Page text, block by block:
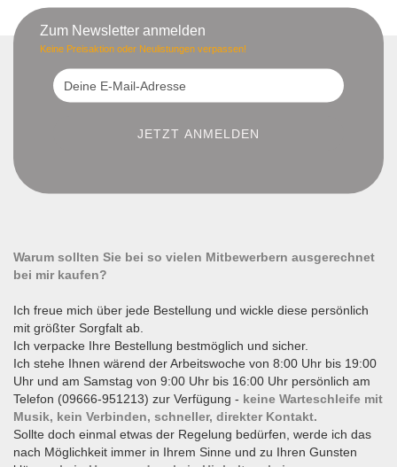
Zum Newsletter anmelden
Keine Preisaktion oder Neulistungen verpassen!
Warum sollten Sie bei so vielen Mitbewerbern ausgerechnet
bei mir kaufen?
Ich freue mich über jede Bestellung und wickle diese persönlich
mit größter Sorgfalt ab.
Ich verpacke Ihre Bestellung bestmöglich und sicher.
Ich stehe Ihnen wärend der Arbeitswoche von 8:00 Uhr bis 19:00
Uhr und am Samstag von 9:00 Uhr bis 16:00 Uhr persönlich am
Telefon (09666-951213) zur Verfügung - keine Warteschleife mit
Musik, kein Verbinden, schneller, direkter Kontakt.
Sollte doch einmal etwas der Regelung bedürfen, werde ich das
nach Möglichkeit immer in Ihrem Sinne und zu Ihren Gunsten